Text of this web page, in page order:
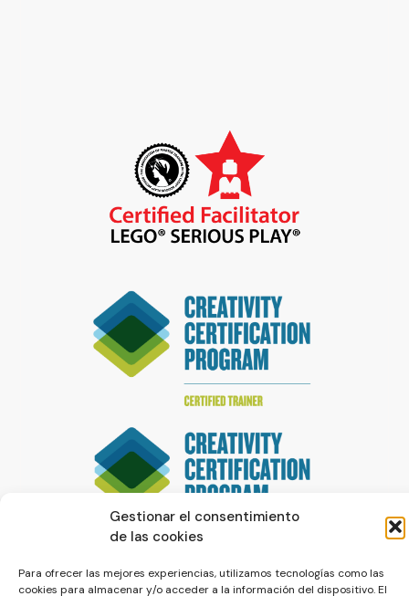
Gestionar el consentimiento
de las cookies
Para ofrecer las mejores experiencias, utilizamos tecnologías como las
cookies para almacenar y/o acceder a la información del dispositivo. El